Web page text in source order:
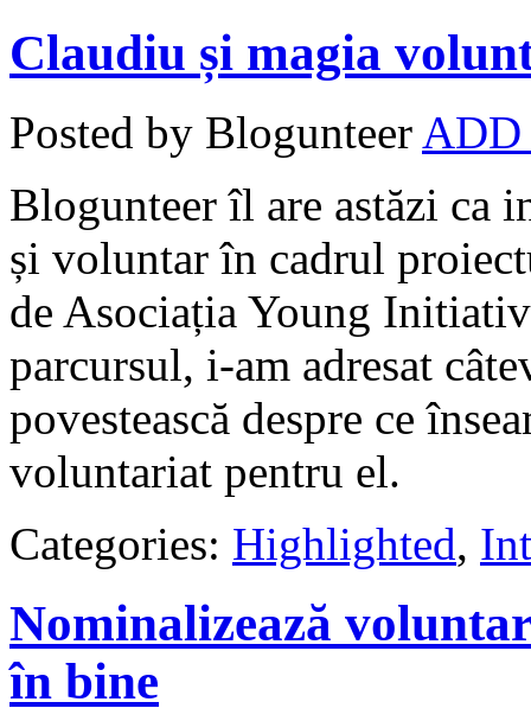
Claudiu și magia
Posted by Blogunteer
Blogunteer îl are astăzi ca
și voluntar în cadrul
de Asociația Young
parcursul, i-am adresat
povestească despre ce
voluntariat pentru el.
Categories: Highlighted,
Nominalizează
în bine